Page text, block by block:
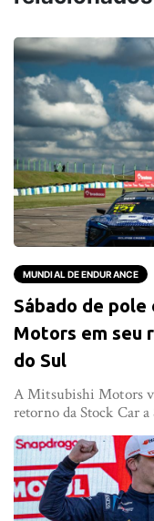
MUNDIAL DE ENDURANCE
Sábado de
Motors em seu
do Sul
A Mitsubishi Motors
retorno da Stock Car a